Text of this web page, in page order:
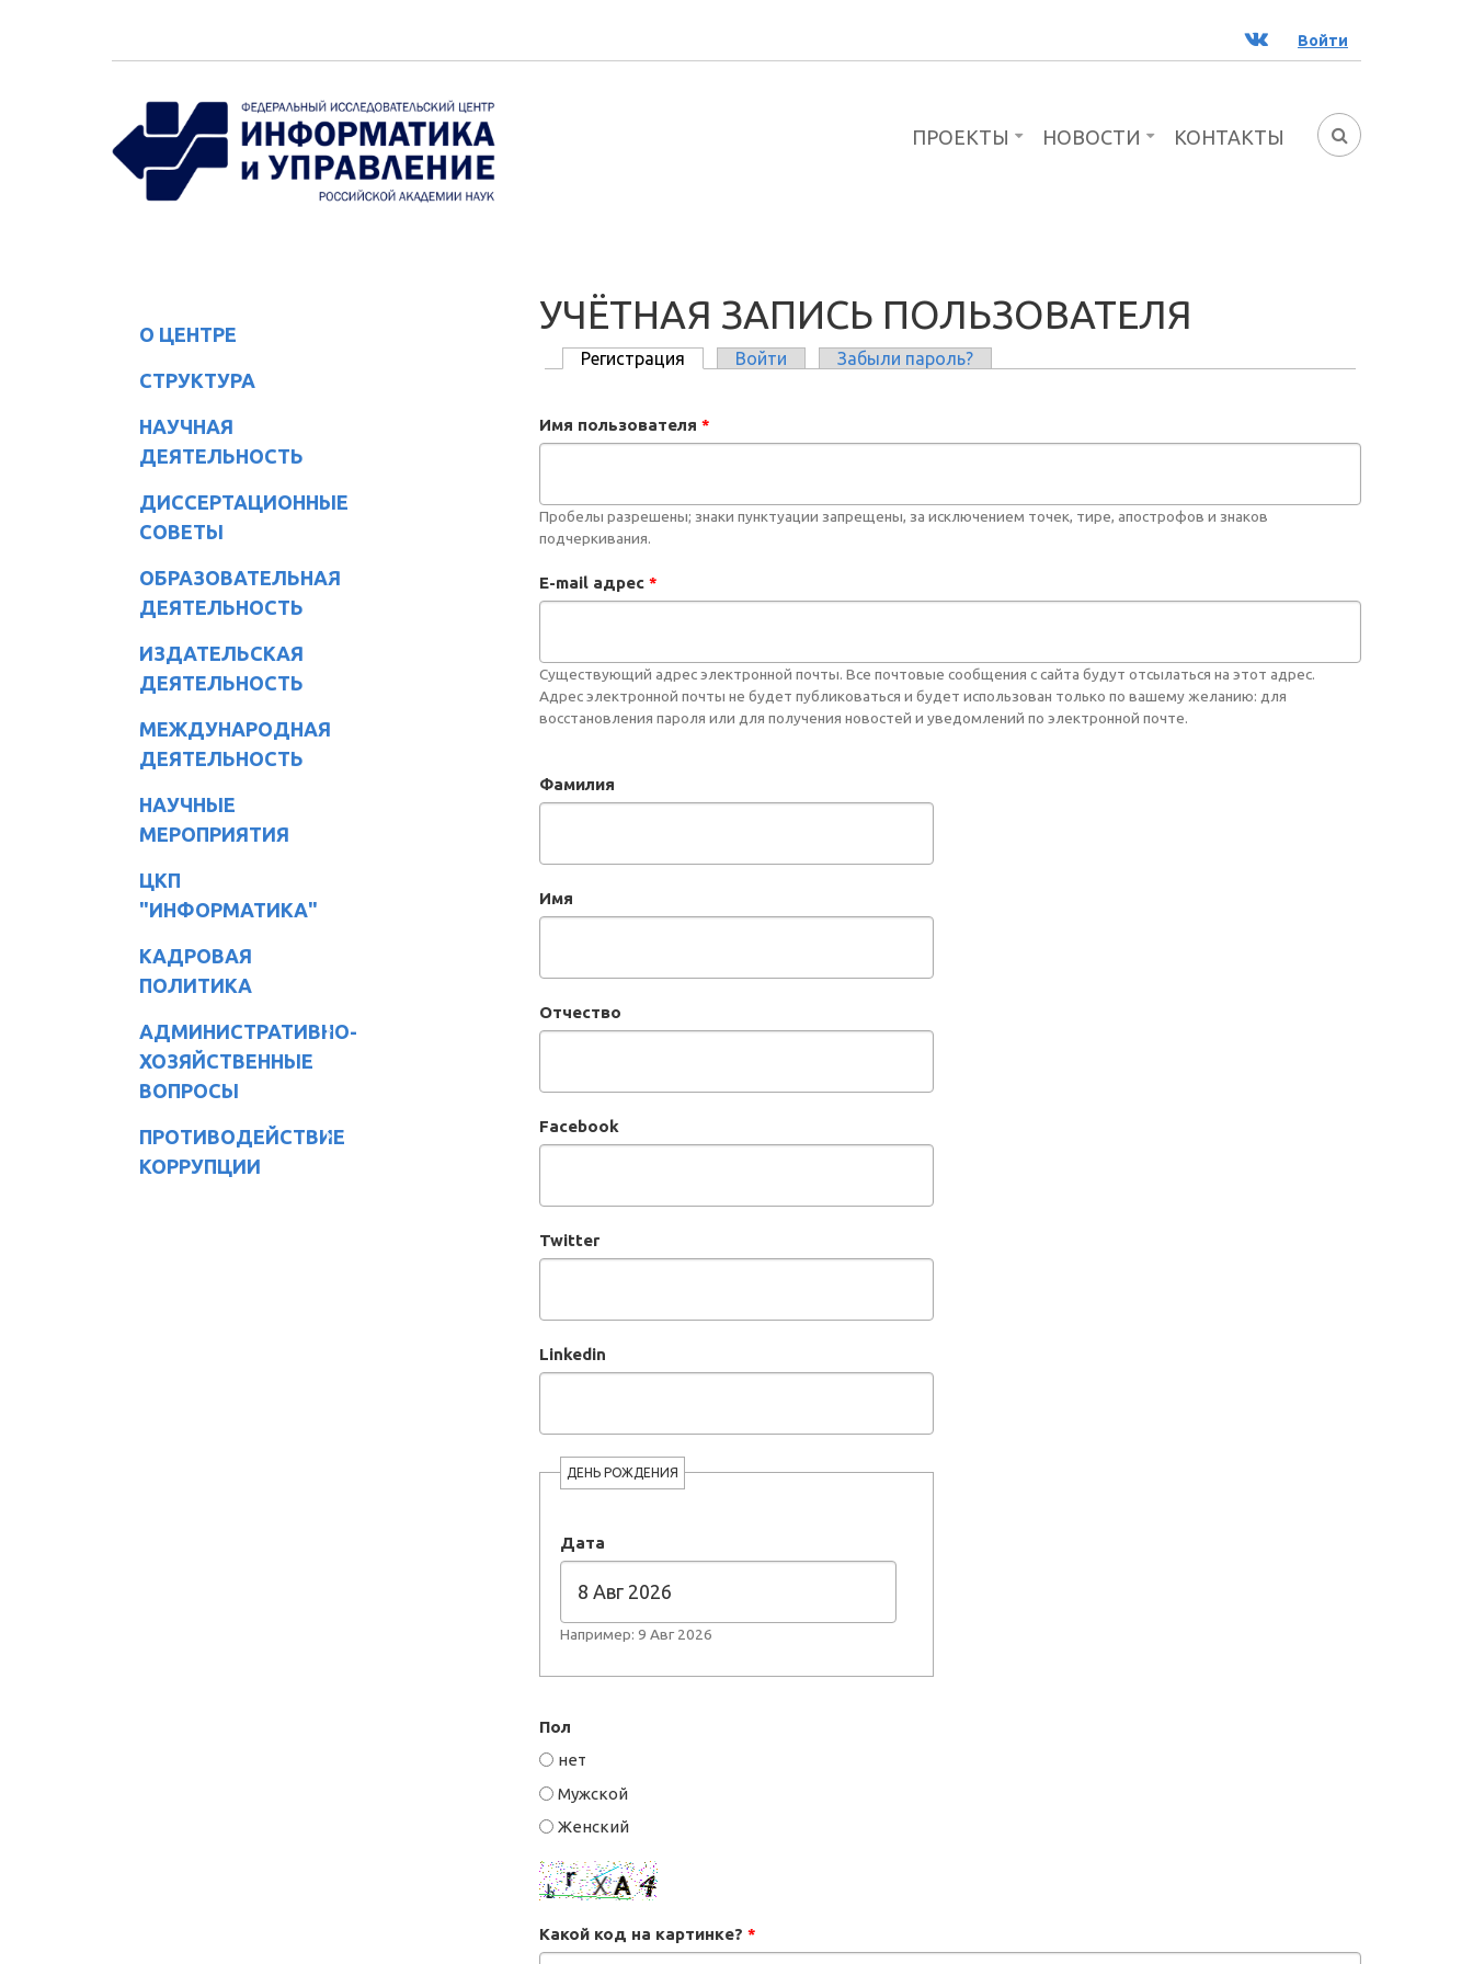
ВК Войти
ФОРМА
ПРОЕКТЫ НОВОСТИ КОНТАКТЫ
О ЦЕНТРЕ
СТРУКТУРА
НАУЧНАЯ
ДЕЯТЕЛЬНОСТЬ
ДИССЕРТАЦИОННЫЕ
СОВЕТЫ
ОБРАЗОВАТЕЛЬНАЯ
ДЕЯТЕЛЬНОСТЬ
ИЗДАТЕЛЬСКАЯ
ДЕЯТЕЛЬНОСТЬ
МЕЖДУНАРОДНАЯ
ДЕЯТЕЛЬНОСТЬ
НАУЧНЫЕ
МЕРОПРИЯТИЯ
ЦКП
"ИНФОРМАТИКА"
КАДРОВАЯ
ПОЛИТИКА
АДМИНИСТРАТИВНО-
ХОЗЯЙСТВЕННЫЕ
ВОПРОСЫ
ПРОТИВОДЕЙСТВИЕ
КОРРУПЦИИ
УЧЁТНАЯ ЗАПИСЬ ПОЛЬЗОВАТЕЛЯ
Регистрация (активная вкладка)
Войти Забыли пароль?
Имя пользователя *
Пробелы разрешены; знаки пунктуации запрещены, за исключением точек, тире, апострофов и знаков
подчеркивания.
E-mail адрес *
Существующий адрес электронной почты. Все почтовые сообщения с сайта будут отсылаться на этот адрес.
Адрес электронной почты не будет публиковаться и будет использован только по вашему желанию: для
восстановления пароля или для получения новостей и уведомлений по электронной почте.
Фамилия
Имя
Отчество
Facebook
Twitter
Linkedin
ДЕНЬ РОЖДЕНИЯ
Дата
Например: 9 Авг 2026
Пол
нет
Мужской
Женский
Какой код на картинке? *